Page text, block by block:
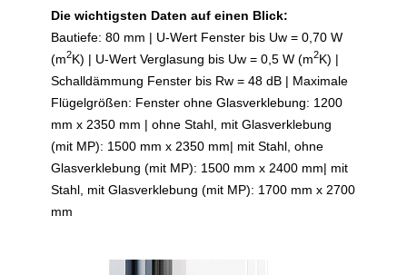
Die wichtigsten Daten auf einen Blick:
Bautiefe: 80 mm | U-Wert Fenster bis Uw = 0,70 W
(m2K) | U-Wert Verglasung bis Uw = 0,5 W (m2K) |
Schalldämmung Fenster bis Rw = 48 dB | Maximale
Flügelgrößen: Fenster ohne Glasverklebung: 1200
mm x 2350 mm | ohne Stahl, mit Glasverklebung
(mit MP): 1500 mm x 2350 mm| mit Stahl, ohne
Glasverklebung (mit MP): 1500 mm x 2400 mm| mit
Stahl, mit Glasverklebung (mit MP): 1700 mm x 2700
mm